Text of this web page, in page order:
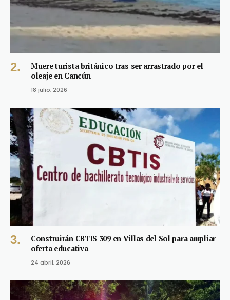
Muere turista británico tras ser arrastrado por el
oleaje en Cancún
18 julio, 2026
Construirán CBTIS 309 en Villas del Sol para ampliar
oferta educativa
24 abril, 2026